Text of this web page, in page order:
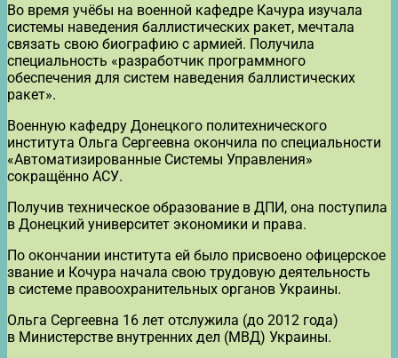
Во время учёбы на военной кафедре Качура изучала
системы наведения баллистических ракет, мечтала
связать свою биографию с армией. Получила
специальность «разработчик программного
обеспечения для систем наведения баллистических
ракет».
Военную кафедру Донецкого политехнического
института Ольга Сергеевна окончила по специальности
«Автоматизированные Системы Управления»
сокращённо АСУ.
Получив техническое образование в ДПИ, она поступила
в Донецкий университет экономики и права.
По окончании института ей было присвоено офицерское
звание и Кочура начала свою трудовую деятельность
в системе правоохранительных органов Украины.
Ольга Сергеевна 16 лет отслужила (до 2012 года)
в Министерстве внутренних дел (МВД) Украины.